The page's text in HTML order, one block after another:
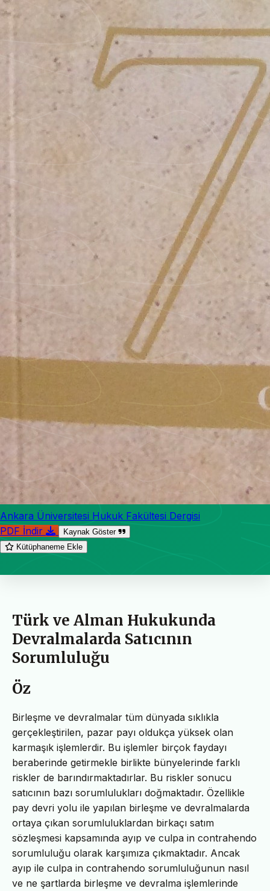
Ankara Üniversitesi Hukuk Fakültesi Dergisi
PDF İndir
Kaynak Göster
Kütüphaneme Ekle
Türk ve Alman Hukukunda
Devralmalarda Satıcının
Sorumluluğu
Öz
Birleşme ve devralmalar tüm dünyada sıklıkla
gerçekleştirilen, pazar payı oldukça yüksek olan
karmaşık işlemlerdir. Bu işlemler birçok faydayı
beraberinde getirmekle birlikte bünyelerinde farklı
riskler de barındırmaktadırlar. Bu riskler sonucu
satıcının bazı sorumlulukları doğmaktadır. Özellikle
pay devri yolu ile yapılan birleşme ve devralmalarda
ortaya çıkan sorumluluklardan birkaçı satım
sözleşmesi kapsamında ayıp ve culpa in contrahendo
sorumluluğu olarak karşımıza çıkmaktadır. Ancak
ayıp ile culpa in contrahendo sorumluluğunun nasıl
ve ne şartlarda birleşme ve devralma işlemlerinde